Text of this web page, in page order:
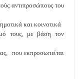
αντιπροσώπους του
και κοινοτικά
τους, με βάση τον
που εκπροσωπείται